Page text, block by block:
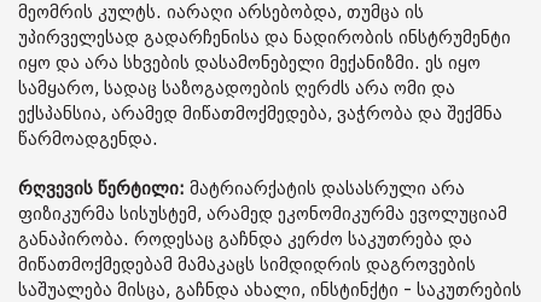
მეომრის კულტს. იარაღი არსებობდა, თუმცა ის
უპირველესად გადარჩენისა და ნადირობის ინსტრუმენტი
იყო და არა სხვების დასამონებელი მექანიზმი. ეს იყო
სამყარო, სადაც საზოგადოების ღერძს არა ომი და
ექსპანსია, არამედ მიწათმოქმედება, ვაჭრობა და შექმნა
წარმოადგენდა.
რღვევის წერტილი: მატრიარქატის დასასრული არა
ფიზიკურმა სისუსტემ, არამედ ეკონომიკურმა ევოლუციამ
განაპირობა. როდესაც გაჩნდა კერძო საკუთრება და
მიწათმოქმედებამ მამაკაცს სიმდიდრის დაგროვების
საშუალება მისცა, გაჩნდა ახალი, ინსტინქტი - საკუთრების